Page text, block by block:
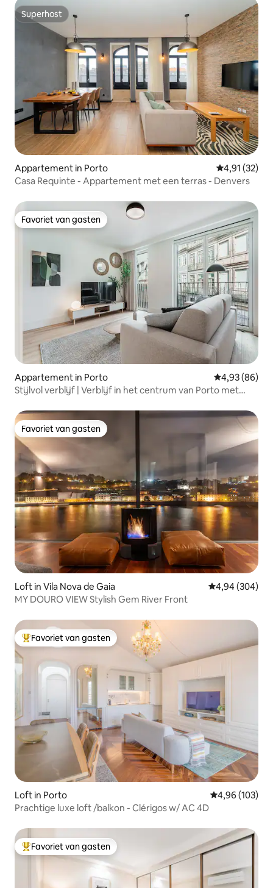
Superhost
Superhost
Appartement in Porto Gemiddelde
4,91 (32)
Casa Requinte - Appartement met een terras - Denvers
Favoriet van gasten
Favoriet van gasten
Appartement in Porto Gemiddelde
4,93 (86)
Stijlvol verblijf | Verblijf in het centrum van Porto met
Favoriet van gasten
Favoriet van gasten
Loft in Vila Nova de Gaia Gemiddelde
4,94 (304)
MY DOURO VIEW Stylish Gem River Front
Topfavoriet van gasten
Favoriet van gasten
Loft in Porto Gemiddelde
4,96 (103)
Prachtige luxe loft /balkon - Clérigos w/ AC 4D
Topfavoriet van gasten
Favoriet van gasten